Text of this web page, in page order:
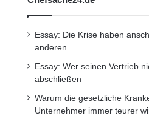
Essay: Die Krise haben
anderen
Essay: Wer seinen Vertrieb
abschließen
Warum die gesetzliche
Unternehmer immer teurer